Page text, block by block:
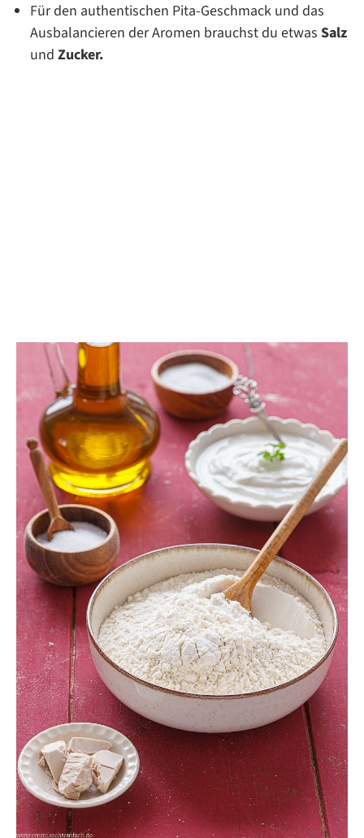
Für den authentischen Pita-Geschmack und das
Ausbalancieren der Aromen brauchst du etwas Salz
und Zucker.